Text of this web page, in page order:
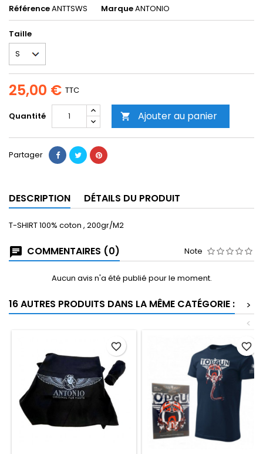
RéférenceANTTSWS MarqueANTONIO
Taille
25,00 € TTC
Quantité  Ajouter au panier
Partager
DESCRIPTION DÉTAILS DU PRODUIT
T-SHIRT 100% coton , 200gr/M2
COMMENTAIRES (0) Note
Aucun avis n'a été publié pour le moment.
16 AUTRES PRODUITS DANS LA MÊME CATÉGORIE :
>
<
favorite_border favorite_border